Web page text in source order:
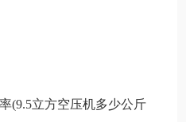
(9.5立方空压机多少公斤